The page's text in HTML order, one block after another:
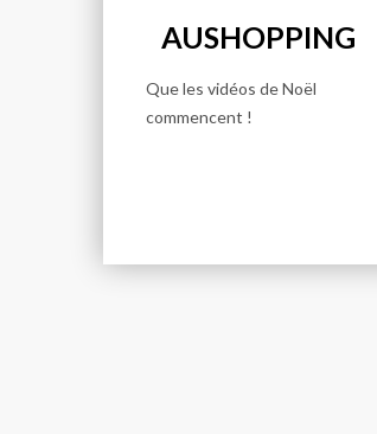
AUSHOPPING
Que les vidéos de Noël
commencent !